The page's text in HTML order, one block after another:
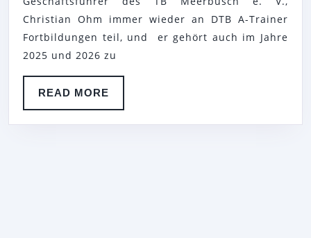
2024
UND
TENNIS
Christian Ohm immer wieder an DTB A-Trainer
Fortbildungen teil, und er gehört auch im Jahre
2025 und 2026 zu
READ MORE
MORE